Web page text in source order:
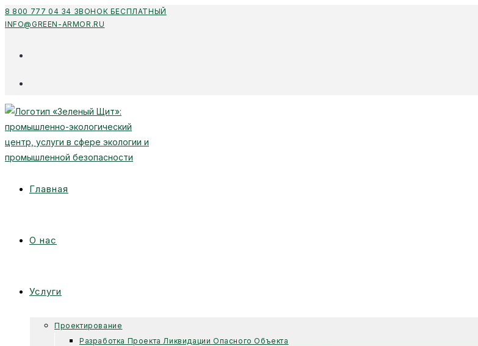
Перейти
к
8 800 777 04 34 ЗВОНОК БЕСПЛАТНЫЙ
INFO@GREEN-ARMOR.RU
Главная
О нас
Услуги
Проектирование
Разработка Проекта Ликвидации Опасного Объекта